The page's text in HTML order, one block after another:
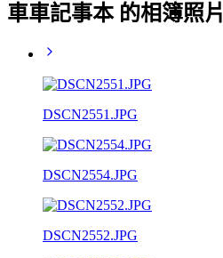
車車記事本 的相簿照片
DSCN2551.JPG
DSCN2554.JPG
DSCN2552.JPG